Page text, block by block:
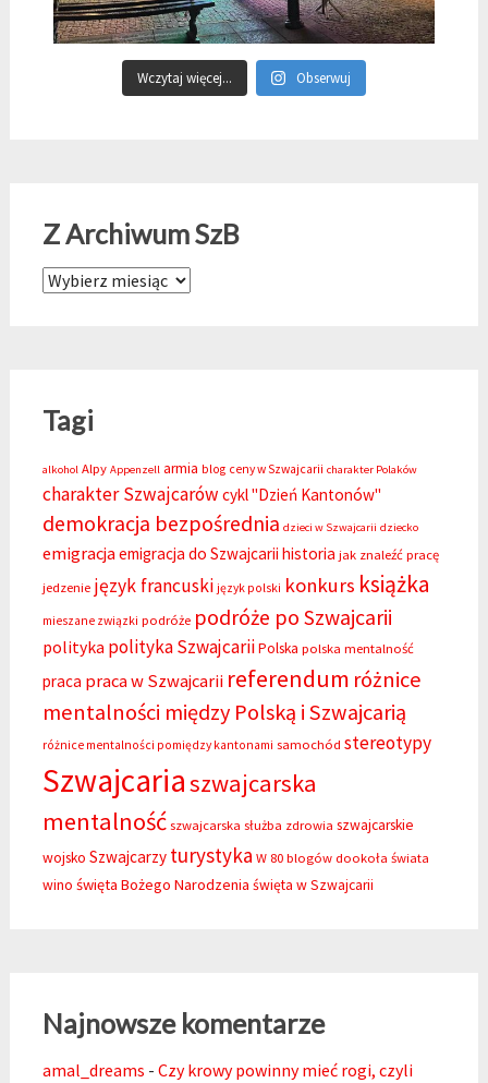
Wczytaj więcej... Obserwuj
Z Archiwum SzB
Z Archiwum SzB
Tagi
alkohol Alpy Appenzell armia blog ceny w Szwajcarii charakter Polaków
charakter Szwajcarów cykl "Dzień Kantonów"
demokracja bezpośrednia dzieci w Szwajcarii dziecko
emigracjaemigracja do Szwajcarii historia jak znaleźć pracę
jedzenie język francuski język polski konkurs książka
mieszane związki podróże podróże po Szwajcarii
polityka polityka SzwajcariiPolska polska mentalność
praca praca w Szwajcarii referendum różnice
mentalności między Polską i Szwajcarią
różnice mentalności pomiędzy kantonami samochód stereotypy
Szwajcariaszwajcarska
mentalność szwajcarska służba zdrowia szwajcarskie
wojsko Szwajcarzy turystyka W 80 blogów dookoła świata
wino święta Bożego Narodzenia święta w Szwajcarii
Najnowsze komentarze
amal_dreams - Czy krowy powinny mieć rogi, czyli